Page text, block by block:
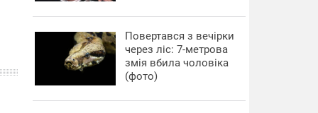
Повертався з вечірки
через ліс: 7-метрова
змія вбила чоловіка
(фото)